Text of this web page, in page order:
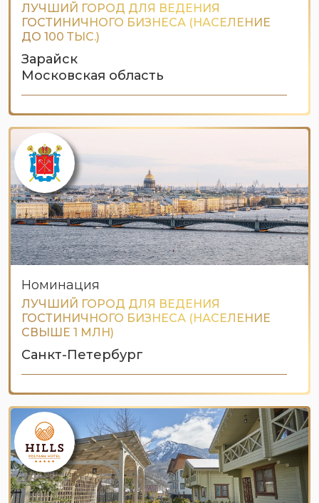
ЛУЧШИЙ ГОРОД ДЛЯ ВЕДЕНИЯ
ГОСТИНИЧНОГО БИЗНЕСА (НАСЕЛЕНИЕ
ДО 100 ТЫС.)
Зарайск
Московская область
Номинация
ЛУЧШИЙ ГОРОД ДЛЯ ВЕДЕНИЯ
ГОСТИНИЧНОГО БИЗНЕСА (НАСЕЛЕНИЕ
СВЫШЕ 1 МЛН)
Санкт-Петербург